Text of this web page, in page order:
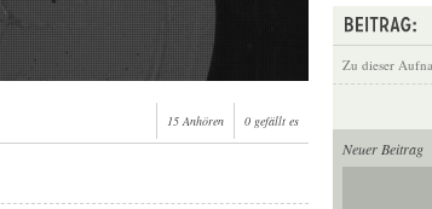
Zu dieser
Neuer Beitrag
15 Anhören 0 gefällt es